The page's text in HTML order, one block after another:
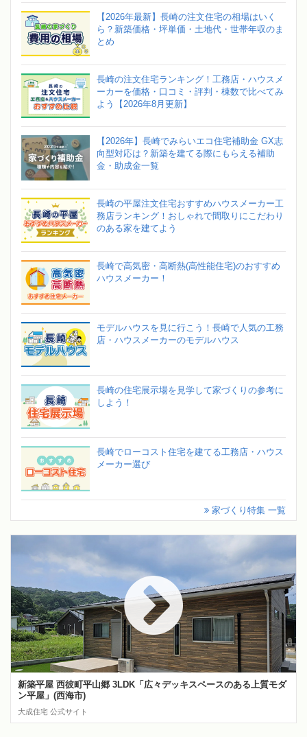
【2026年最新】長崎の注文住宅の相場はいく
ら？新築価格・坪単価・土地代・世帯年収のま
とめ
長崎の注文住宅ランキング！工務店・ハウスメ
ーカーを価格・口コミ・評判・棟数で比べてみ
よう【2026年8月更新】
【2026年】長崎でみらいエコ住宅補助金 GX志
向型対応は？新築を建てる際にもらえる補助
金・助成金一覧
長崎の平屋注文住宅おすすめハウスメーカー工
務店ランキング！おしゃれで間取りにこだわり
のある家を建てよう
長崎で高気密・高断熱(高性能住宅)のおすすめ
ハウスメーカー！
モデルハウスを見に行こう！長崎で人気の工務
店・ハウスメーカーのモデルハウス
長崎の住宅展示場を見学して家づくりの参考に
しよう！
長崎でローコスト住宅を建てる工務店・ハウス
メーカー選び
家づくり特集 一覧
新築平屋 西彼町平山郷 3LDK「広々デッキスペースのある上質モダ
ン平屋」(西海市)
大成住宅 公式サイト